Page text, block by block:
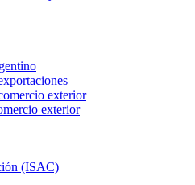
exterior
exterior
(ISAC)